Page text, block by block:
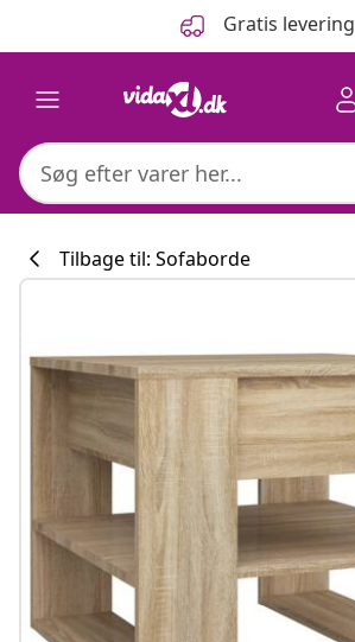
Gratis levering
#sharemevidaxl
Tilbage til: Sofaborde